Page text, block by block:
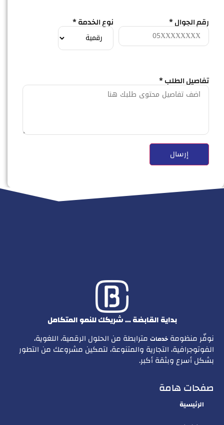
رقم الجوال * نوع الخدمة *
تفاصيل الطلب *
بداية القابضة … شريكك للنمو المتكامل
نوفّر منظومة خدمات مترابطة من الحلول الرقمية، اللغوية،
الفوتوجرافية، التجارية والمتنوعة، لتمكين مشروعك من التطور
بشكل أسرع وبثقة أكبر.
صفحات هامة
الرئيسية